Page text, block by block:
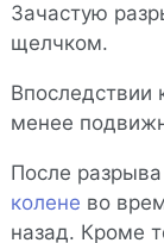
Зачастую
щелчком.
Впоследствии
менее
После
колене во
назад. Кроме